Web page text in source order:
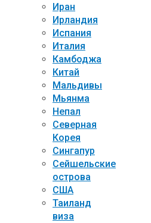
Иран
Ирландия
Испания
Италия
Камбоджа
Китай
Мальдивы
Мьянма
Непал
Северная
Корея
Сингапур
Сейшельские
острова
США
Таиланд
виза